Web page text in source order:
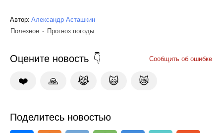
Автор: Александр Асташкин
Полезное
Прогноз погоды
Оцените новость Сообщить об ошибке
❤️ 🙏 😹 🙀 😿
Поделитесь новостью